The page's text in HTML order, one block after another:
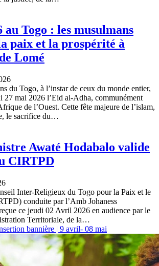
au Togo : les musulmans
paix et la prospérité à
Lomé
du Togo, à l’instar de ceux du monde entier,
27 mai 2026 l’Eid al-Adha, communément
de l’Ouest. Cette fête majeure de l’islam,
le sacrifice du…
Awaté Hodabalo valide
CIRTPD
Inter-Religieux du Togo pour la Paix et le
conduite par l’Amb Johaness
ce jeudi 02 Avril 2026 en audience par le
Territoriale, de la…